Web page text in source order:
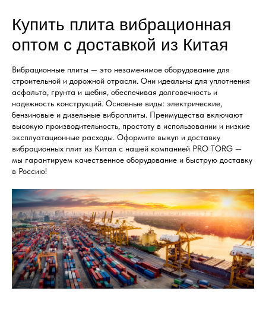
Купить плита вибрационная
оптом с доставкой из Китая
Вибрационные плиты — это незаменимое оборудование для
строительной и дорожной отрасли. Они идеальны для уплотнения
асфальта, грунта и щебня, обеспечивая долговечность и
надежность конструкций. Основные виды: электрические,
бензиновые и дизельные виброплиты. Преимущества включают
высокую производительность, простоту в использовании и низкие
эксплуатационные расходы. Оформите выкуп и доставку
вибрационных плит из Китая с нашей компанией PRO TORG —
мы гарантируем качественное оборудование и быструю доставку
в Россию!